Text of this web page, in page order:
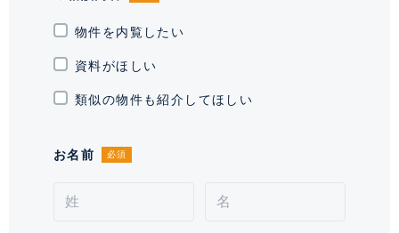
有、変更不可)
通学区域小学校
契約期間（期日）
入居諸条件
ペット不可、 住居兼事務所不可、
物件を内覧したい
資料がほしい
類似の物件も紹介してほしい
お名前 必須